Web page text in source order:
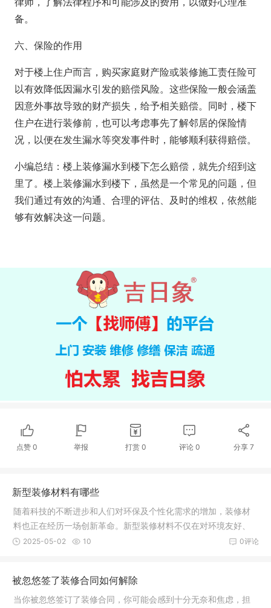
备。
六、保险的作用
对于楼上住户而言，购买家庭财产险或装修施工责任险可
以有效降低因漏水引发的赔偿风险。这些保险一般会涵盖
因意外事故导致的财产损失，给予相关赔偿。同时，楼下
住户在进行装修前，也可以考虑事先了解邻居的保险情
况，以便在发生漏水等突发事件时，能够顺利获得赔偿。
小编总结：楼上装修漏水到楼下怎么赔偿，就先介绍到这
里了。楼上装修漏水到楼下，虽然是一个常见的问题，但
我们通过有效的沟通、合理的评估、及时的维权，依然能
够有效解决这一问题。
点赞0 举报 打赏 0 评论0 分享7
新型装修材料有哪些
随着科技的不断进步和人们对环保及个性化需求的增加，装修材
料也正在经历一场创新革命。新型装修材料不仅在对环境友好、
功能性、
0评论
2025-05-02 10
被忽悠签了装修合同如何解除
当你被忽悠签订了装修合同，你可能会感到十分无奈和焦虑，担